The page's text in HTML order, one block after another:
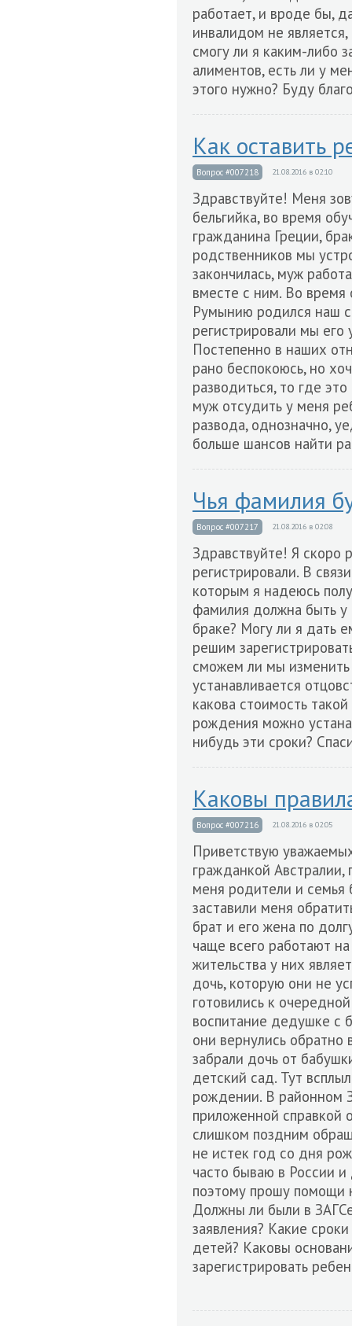
работает, и вроде бы,
инвалидом не
смогу ли я каким-либо
алиментов, есть ли у
этого нужно? Буду
Как оставить
Вопрос #007218 21.08.2016 в 02:10
Здравствуйте! Меня
бельгийка, во время
гражданина Греции,
родственников мы
закончилась, муж
вместе с ним. Во время
Румынию родился наш
регистрировали мы
Постепенно в наших
рано беспокоюсь, но
разводиться, то где
муж отсудить у меня
развода, однозначно,
больше шансов найти
Чья фамилия
Вопрос #007217 21.08.2016 в 02:08
Здравствуйте! Я скоро
регистрировали. В
которым я надеюсь
фамилия должна быть у
браке? Могу ли я дать
решим
сможем ли мы
устанавливается
какова стоимость
рождения можно
нибудь эти сроки?
Каковы
Вопрос #007216 21.08.2016 в 02:05
Приветствую
гражданкой
меня родители и
заставили меня
брат и его жена по
чаще всего работают
жительства у них
дочь, которую они не
готовились к
воспитание дедушке с
они вернулись обратно
забрали дочь от
детский сад. Тут
рождении. В районном
приложенной справкой
слишком поздним
не истек год со дня
часто бываю в России и
поэтому прошу помощи
Должны ли были в
заявления? Какие
детей? Каковы
зарегистрировать